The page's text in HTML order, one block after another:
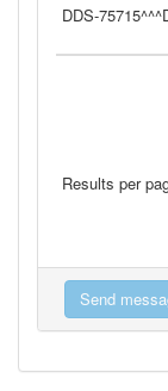
Results per
DDS-